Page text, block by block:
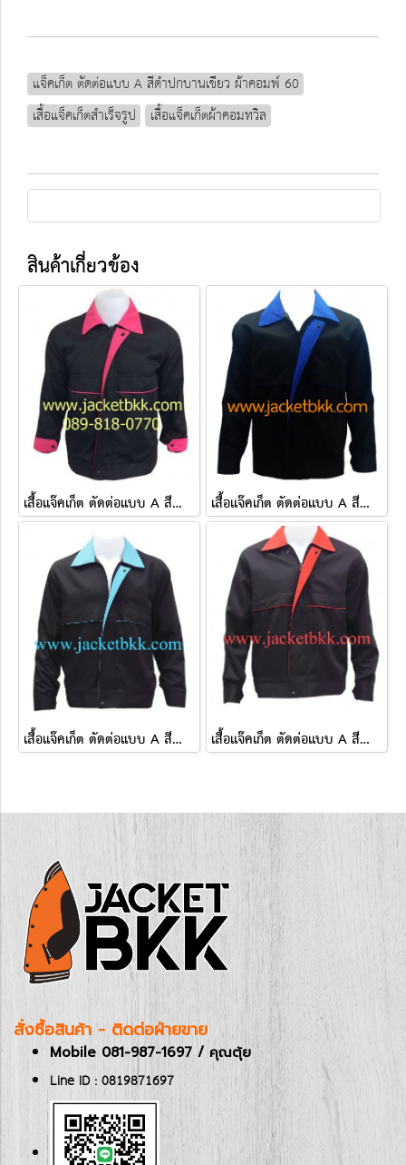
แจ็คเก็ต ตัดต่อแบบ A สีดำปกบานเขียว ผ้าคอมพ์ 60
เสื้อแจ็คเก็ตสำเร็จรูป
เสื้อแจ็คเก็ตผ้าคอมทวิล
สินค้าเกี่ยวข้อง
เสื้อแจ๊คเก็ต ตัดต่อแบบ A สีดำปกสีชมพูบานเย็น ผ้าคอมทวิว เสื้อแจ๊คเก็ต ตัดต่อแบบ A สีดำปกสีน้ำเงิน ผ้าคอมทวิว
เสื้อแจ๊คเก็ต ตัดต่อแบบ A สีดำปกสีฟ้า ผ้าคอมทวิว เสื้อแจ๊คเก็ต ตัดต่อแบบ A สีดำปกสีแดง ผ้าคอมทวิว
สั่งซื้อสินค้า - ติดต่อฝ่ายขาย
Mobile 081-987-1697 / คุณตุ้ย
Line ID : 0819871697